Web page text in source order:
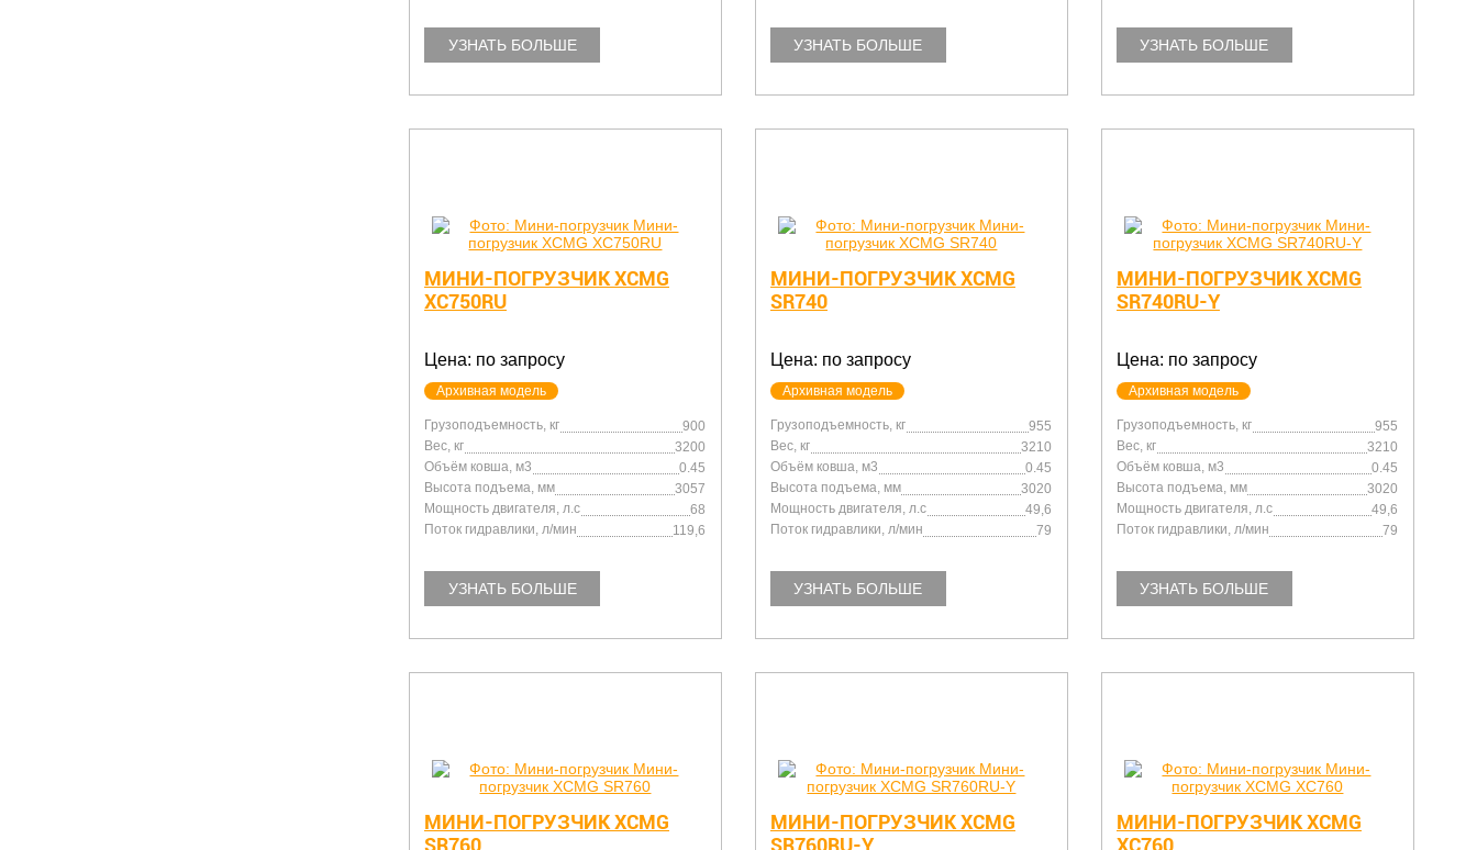
УЗНАТЬ БОЛЬШЕ УЗНАТЬ БОЛЬШЕ УЗНАТЬ БОЛЬШЕ
МИНИ-ПОГРУЗЧИК XCMG
XC750RU
Цена: по запросу
Архивная модель
Грузоподъемность, кг
900
Вес, кг
3200
Объём ковша, м3
0.45
Высота подъема, мм
3057
Мощность двигателя, л.с
68
Поток гидравлики, л/мин
119,6
УЗНАТЬ БОЛЬШЕ
МИНИ-ПОГРУЗЧИК XCMG
SR740
Цена: по запросу
Архивная модель
Грузоподъемность, кг
955
Вес, кг
3210
Объём ковша, м3
0.45
Высота подъема, мм
3020
Мощность двигателя, л.с
49,6
Поток гидравлики, л/мин
79
УЗНАТЬ БОЛЬШЕ
МИНИ-ПОГРУЗЧИК XCMG
SR740RU-Y
Цена: по запросу
Архивная модель
Грузоподъемность, кг
955
Вес, кг
3210
Объём ковша, м3
0.45
Высота подъема, мм
3020
Мощность двигателя, л.с
49,6
Поток гидравлики, л/мин
79
УЗНАТЬ БОЛЬШЕ
МИНИ-ПОГРУЗЧИК XCMG
SR760
МИНИ-ПОГРУЗЧИК XCMG
SR760RU-Y
МИНИ-ПОГРУЗЧИК XCMG
XC760